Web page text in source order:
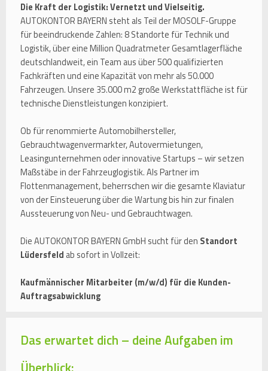
Die Kraft der Logistik: Vernetzt und Vielseitig.
AUTOKONTOR BAYERN steht als Teil der MOSOLF-Gruppe
für beeindruckende Zahlen: 8 Standorte für Technik und
Logistik, über eine Million Quadratmeter Gesamtlagerfläche
deutschlandweit, ein Team aus über 500 qualifizierten
Fachkräften und eine Kapazität von mehr als 50.000
Fahrzeugen. Unsere 35.000 m2 große Werkstattfläche ist für
technische Dienstleistungen konzipiert.
Ob für renommierte Automobilhersteller,
Gebrauchtwagenvermarkter, Autovermietungen,
Leasingunternehmen oder innovative Startups – wir setzen
Maßstäbe in der Fahrzeuglogistik. Als Partner im
Flottenmanagement, beherrschen wir die gesamte Klaviatur
von der Einsteuerung über die Wartung bis hin zur finalen
Aussteuerung von Neu- und Gebrauchtwagen.
Die AUTOKONTOR BAYERN GmbH sucht für den Standort
Lüdersfeld ab sofort in Vollzeit:
Kaufmännischer Mitarbeiter (m/w/d) für die Kunden-
Auftragsabwicklung
Das erwartet dich – deine Aufgaben im